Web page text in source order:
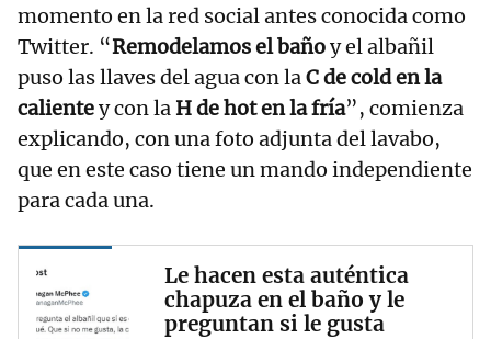
momento en la red social antes conocida como
Twitter. “Remodelamos el bañoy el albañil
puso las llaves del agua con laC de cold en la
calientey con la H de hot en la fría”, comienza
explicando, con una foto adjunta del lavabo,
que en este caso tiene un mando independiente
para cada una.
Le hacen esta auténtica
chapuza en el baño y le
preguntan si le gusta